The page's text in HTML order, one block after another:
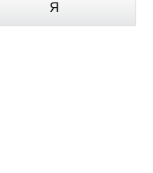
Я